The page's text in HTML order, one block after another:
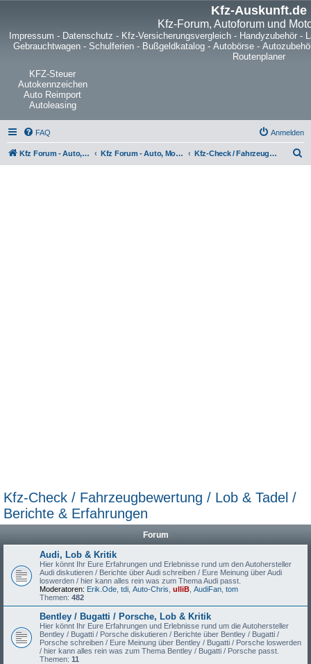
Kfz-Auskunft.de
Kfz-Forum, Autoforum und
Impressum - Datenschutz - Kfz-Versicherungsvergleich - Handyzubehör -
Gebrauchtwagen- Schulferien- Bußgeldkatalog- Autobörse-
Routenplaner
KFZ-Steuer
Autokennzeichen
Auto Reimport
Autoleasing
FAQ Anmelden
Kfz Forum - Auto, Motorrad und LKW Kfz Forum - Auto, Motorrad und LKW Kfz-Check / Fahrzeugbewertung / Lob & Tadel / Berichte & Erfahrungen
Kfz-Check / Fahrzeugbewertung / Lob & Tadel /
Berichte & Erfahrungen
Forum
Audi, Lob & Kritik
Hier könnt Ihr Eure Erfahrungen und Erlebnisse rund um den Autohersteller
Audi diskutieren / Berichte über Audi schreiben / Eure Meinung über Audi
loswerden / hier kann alles rein was zum Thema Audi passt.
Moderatoren: Erik.Ode tdi Auto-Chris ulliB AudiFan tom
Themen: 482
Bentley / Bugatti / Porsche, Lob & Kritik
Hier könnt Ihr Eure Erfahrungen und Erlebnisse rund um die Autohersteller
Bentley / Bugatti / Porsche diskutieren / Berichte über Bentley / Bugatti /
Porsche schreiben / Eure Meinung über Bentley / Bugatti / Porsche loswerden
/ hier kann alles rein was zum Thema Bentley / Bugatti / Porsche passt.
Themen: 11